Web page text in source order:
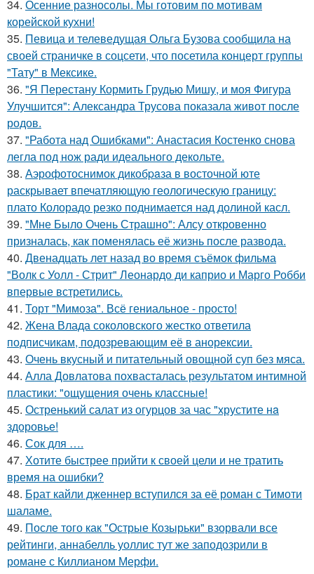
34. Осенние разносолы. Мы готовим по мотивам
корейской кухни!
35. Певица и телеведущая Ольга Бузова сообщила на
своей страничке в соцсети, что посетила концерт группы
"Тату" в Мексике.
36. "Я Перестану Кормить Грудью Мишу, и моя Фигура
Улучшится": Александра Трусова показала живот после
родов.
37. "Работа над Ошибками": Анастасия Костенко снова
легла под нож ради идеального декольте.
38. Аэрофотоснимок дикобpaза в восточной юте
раскрывает впечатляющую геологическую границу:
плато Колорадо резко поднимается над долиной касл.
39. "Мне Было Очень Страшно": Алсу откровенно
призналась, как поменялась её жизнь после развода.
40. Двенадцать лет назад во время съёмок фильма
"Волк с Уолл - Стрит" Леонардо ди каприо и Марго Робби
впервые встретились.
41. Торт "Мимоза". Всё гениальное - просто!
42. Жена Влада соколовского жестко ответила
подписчикам, подозревающим её в анорексии.
43. Очень вкусный и питательный овощной суп без мяса.
44. Алла Довлатова похвасталась результатом интимной
пластики: "ощущения очень классные!
45. Остренький салат из огурцов за час "хрустите нa
здоровье!
46. Сок для ….
47. Хотите быстрее прийти к своей цели и не тратить
время на ошибки?
48. Брат кайли дженнер вступился за её роман с Тимоти
шаламе.
49. После того как "Острые Козырьки" взорвали все
рейтинги, аннабелль уоллис тут же заподозрили в
романе с Киллианом Мерфи.